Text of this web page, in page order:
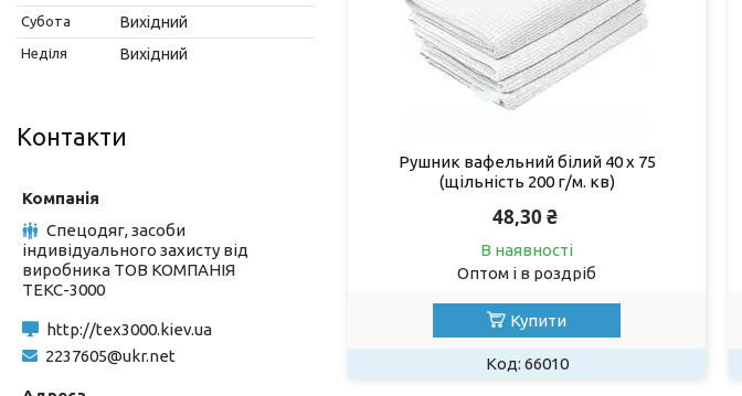
Рушник вафельний білий 40 х 75
(щільність 200 г/м. кв)
48,30 ₴
В наявності
Оптом і в роздріб
Купити
66010
Субота Вихідний
Неділя Вихідний
Контакти
Спецодяг, засоби
індивідуального захисту від
виробника ТОВ КОМПАНІЯ
ТЕКС-3000
http://tex3000.kiev.ua
2237605@ukr.net